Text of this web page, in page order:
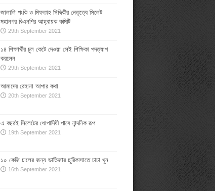
জালালি পংকি ও মিফতাহ সিদ্দিকীর নেতৃত্বে সিলেট
মহানগর বিএনপির আহ্বায়ক কমিটি
29th September 2021
১৪ শিক্ষার্থীর চুল কেটে দেওয়া সেই শিক্ষিকা পদত্যাগ
করলেন
29th September 2021
আমাদের রেহানা আপার কথা
20th September 2021
এ বছরই সিলেটের ধোপাদিঘী পাবে নান্দনিক রূপ
19th September 2021
১০ কেজি চালের জন্য ভাতিজার ছুরিকাঘাতে চাচা খুন
16th September 2021